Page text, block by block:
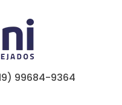
99684-9364